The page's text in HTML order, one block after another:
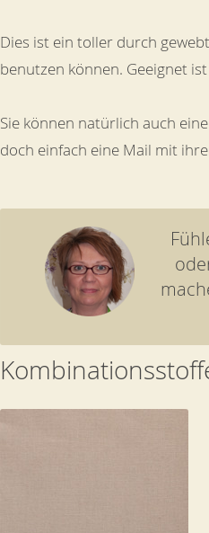
Dies ist ein toller durch
benutzen können. Geeignet
Sie können natürlich auch
doch einfach eine Mail mit